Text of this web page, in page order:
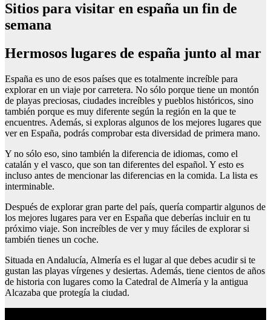
Sitios para visitar en españa un fin de
semana
Hermosos lugares de españa junto al mar
España es uno de esos países que es totalmente increíble para
explorar en un viaje por carretera. No sólo porque tiene un montón
de playas preciosas, ciudades increíbles y pueblos históricos, sino
también porque es muy diferente según la región en la que te
encuentres. Además, si exploras algunos de los mejores lugares que
ver en España, podrás comprobar esta diversidad de primera mano.
Y no sólo eso, sino también la diferencia de idiomas, como el
catalán y el vasco, que son tan diferentes del español. Y esto es
incluso antes de mencionar las diferencias en la comida. La lista es
interminable.
Después de explorar gran parte del país, quería compartir algunos de
los mejores lugares para ver en España que deberías incluir en tu
próximo viaje. Son increíbles de ver y muy fáciles de explorar si
también tienes un coche.
Situada en Andalucía, Almería es el lugar al que debes acudir si te
gustan las playas vírgenes y desiertas. Además, tiene cientos de años
de historia con lugares como la Catedral de Almería y la antigua
Alcazaba que protegía la ciudad.